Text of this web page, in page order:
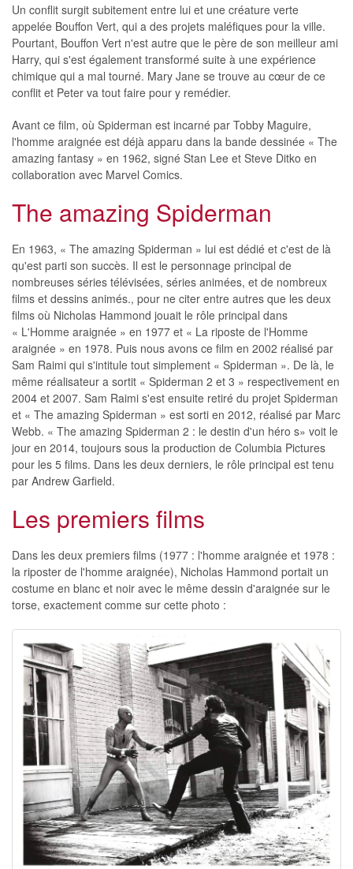
Un conflit surgit subitement entre lui et une créature verte
appelée Bouffon Vert, qui a des projets maléfiques pour la ville.
Pourtant, Bouffon Vert n'est autre que le père de son meilleur ami
Harry, qui s'est également transformé suite à une expérience
chimique qui a mal tourné. Mary Jane se trouve au cœur de ce
conflit et Peter va tout faire pour y remédier.
Avant ce film, où Spiderman est incarné par Tobby Maguire,
l'homme araignée est déjà apparu dans la bande dessinée « The
amazing fantasy » en 1962, signé Stan Lee et Steve Ditko en
collaboration avec Marvel Comics.
The amazing Spiderman
En 1963, « The amazing Spiderman » lui est dédié et c'est de là
qu'est parti son succès. Il est le personnage principal de
nombreuses séries télévisées, séries animées, et de nombreux
films et dessins animés., pour ne citer entre autres que les deux
films où Nicholas Hammond jouait le rôle principal dans
« L'Homme araignée » en 1977 et « La riposte de l'Homme
araignée » en 1978. Puis nous avons ce film en 2002 réalisé par
Sam Raimi qui s'intitule tout simplement « Spiderman ». De là, le
même réalisateur a sortit « Spiderman 2 et 3 » respectivement en
2004 et 2007. Sam Raimi s'est ensuite retiré du projet Spiderman
et « The amazing Spiderman » est sorti en 2012, réalisé par Marc
Webb. « The amazing Spiderman 2 : le destin d'un héro s» voit le
jour en 2014, toujours sous la production de Columbia Pictures
pour les 5 films. Dans les deux derniers, le rôle principal est tenu
par Andrew Garfield.
Les premiers films
Dans les deux premiers films (1977 : l'homme araignée et 1978 :
la riposter de l'homme araignée), Nicholas Hammond portait un
costume en blanc et noir avec le même dessin d'araignée sur le
torse, exactement comme sur cette photo :